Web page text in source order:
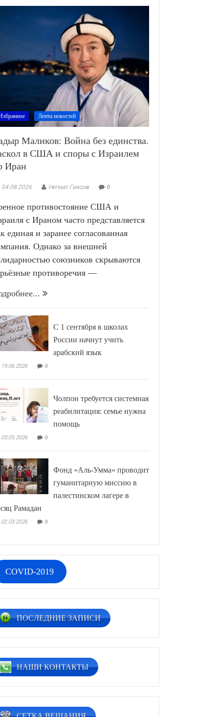
Лента новостей
Маликов: Война без единства.
в США и споры с Израилем
Иран
04.08.2026 Негмат Гиясов 0
противостояние США и
с Ираном часто представляется
единая и заранее согласованная
Однако за внешней
союзников скрываются
противоречия —
С 1 сентября в школах
России начнут учить
арабский язык
19.06.2026 0
Чолпон требуется системная
реабилитация: семье нужна
помощь
03.05.2026 0
Фонд «Аль-Умма» проводит
гуманитарную миссию в
палестинском лагере в
Рамадан
02.03.2026 0
COVID-2019
ПОСЛЕДНИЕ ЗАПИСИ
НАШИ КОНТАКТЫ